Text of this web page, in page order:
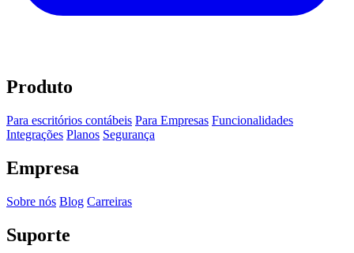
Produto
Para escritórios contábeis Para Empresas Funcionalidades
Integrações Planos Segurança
Empresa
Sobre nós Blog Carreiras
Suporte